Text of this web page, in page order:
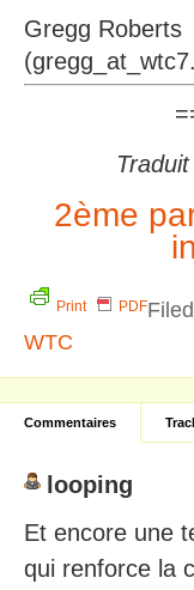
Gregg Roberts
2ème
Print PDF
WTC
Commentaires
looping
Et encore une
qui renforce la